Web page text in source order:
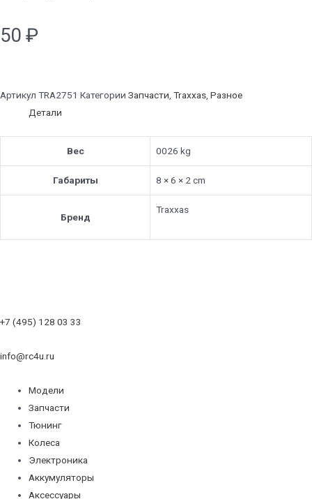
50 ₽
Артикул TRA2751 Категории Запчасти, Traxxas, Разное
Детали
Вес 0026 kg
Габариты 8 × 6 × 2 cm
Бренд
Traxxas
+7 (495) 128 03 33
info@rc4u.ru
Модели
Запчасти
Тюнинг
Колеса
Электроника
Аккумуляторы
Аксессуары